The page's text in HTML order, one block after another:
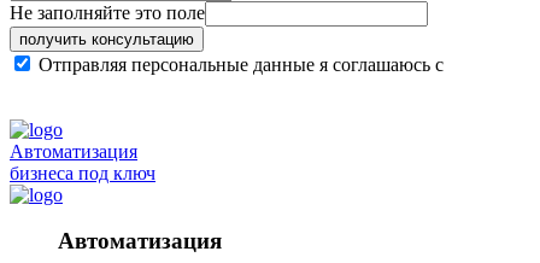
Не заполняйте это поле
получить консультацию
Отправляя персональные данные я соглашаюсь с
Автоматизация
бизнеса под ключ
Автоматизация